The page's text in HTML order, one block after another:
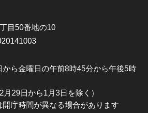
目50番地の10
から金曜日の午前8時45分から午後5時
月29日から1月3日を除く）
庁時間が異なる場合があります